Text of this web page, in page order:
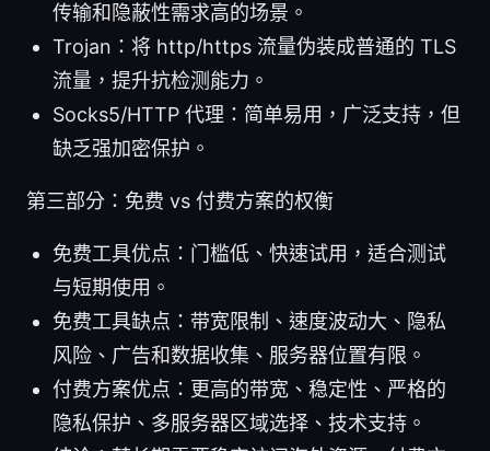
传输和隐蔽性需求高的场景。
Trojan：将 http/https 流量伪装成普通的 TLS
流量，提升抗检测能力。
Socks5/HTTP 代理：简单易用，广泛支持，但
缺乏强加密保护。
第三部分：免费 vs 付费方案的权衡
免费工具优点：门槛低、快速试用，适合测试
与短期使用。
免费工具缺点：带宽限制、速度波动大、隐私
风险、广告和数据收集、服务器位置有限。
付费方案优点：更高的带宽、稳定性、严格的
隐私保护、多服务器区域选择、技术支持。